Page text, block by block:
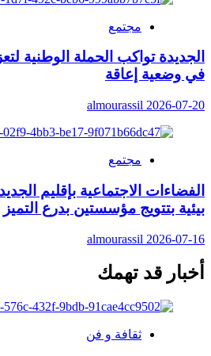
مجتمع
الجديدة تواكب الحملة الوطنية
في وضعية إعاقة
almourassil 2026-07-20
مجتمع
الفضاءات الاجتماعية بإقليم
بيئية بتتويج مؤسستين بدرع التميز
almourassil 2026-07-16
أخبار قد تهمك
ثقافة و فن